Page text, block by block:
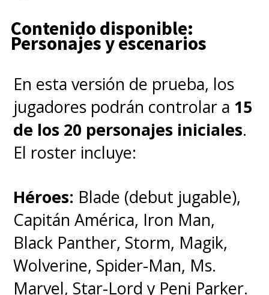
Contenido disponible:
Personajes y escenarios
En esta versión de prueba, los
jugadores podrán controlar a 15
de los 20 personajes iniciales.
El roster incluye:
Héroes: Blade (debut jugable),
Capitán América, Iron Man,
Black Panther, Storm, Magik,
Wolverine, Spider-Man, Ms.
Marvel, Star-Lord y Peni Parker.